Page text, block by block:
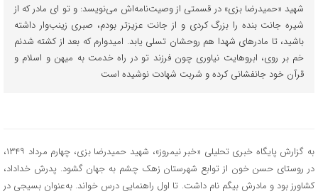
شهید «حمیدرضا بزی» در قسمتی از وصیت‌نامه‌اش می‌نویسد: و تو ای مادر که از
شیره جانت بنده را بزرگ کردی و از جانت عزیزتر بودم، صبری زینب‌وار داشته
باشید، تا مادرهای شهدا هم روحشان تسلی یابد. امیدوارم که بعد از کشته شدنم
خم بر روی، ابروهایت نیاوری چون فرزند تو در راه خدمت به میهن و اسلام و
قرآن خود جانفشانی کرده و شربت شهادت نوشیده است
به گزارش پایگاه خبری تحلیلی «خبر نیمروز»، شهید حمیدرضا بزی، چهارم مرداد ۱۳۴۹،
در روستای حسن خون از توابع شهرستان زهک چشم به جهان گشود. پدرش خداداد،
کشاورز بود و مادرش بیگم نام داشت. تا اول راهنمایی درس خواند. به‌عنوان بسیجی در